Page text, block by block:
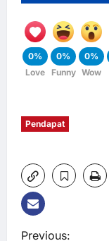
0%
Love
0%
Funny
0%
Wow
Pendapat
Previous: